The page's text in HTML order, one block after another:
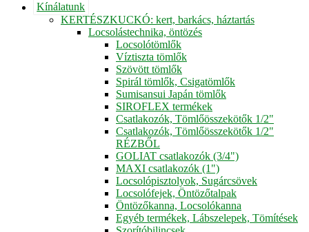
Kínálatunk
KERTÉSZKUCKÓ: kert, barkács, háztartás
Locsolástechnika, öntözés
Locsolótömlők
Víztiszta tömlők
Szövött tömlők
Spirál tömlők, Csigatömlők
Sumisansui Japán tömlők
SIROFLEX termékek
Csatlakozók, Tömlőösszekötők 1/2"
Csatlakozók, Tömlőösszekötők 1/2"
RÉZBŐL
GOLIAT csatlakozók (3/4")
MAXI csatlakozók (1")
Locsolópisztolyok, Sugárcsövek
Locsolófejek, Öntözőtalpak
Öntözőkanna, Locsolókanna
Egyéb termékek, Lábszelepek, Tömítések